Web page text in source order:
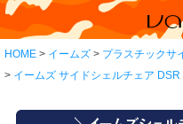
HOME イームズ
プラスチックサ
イームズ サイドシェルチェア DSR